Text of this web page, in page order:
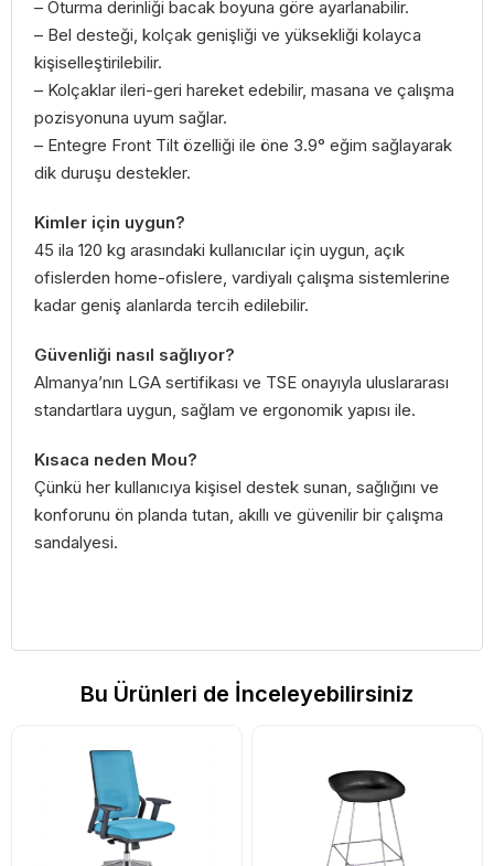
– Oturma derinliği bacak boyuna göre ayarlanabilir.
– Bel desteği, kolçak genişliği ve yüksekliği kolayca
kişiselleştirilebilir.
– Kolçaklar ileri-geri hareket edebilir, masana ve çalışma
pozisyonuna uyum sağlar.
– Entegre Front Tilt özelliği ile öne 3.9° eğim sağlayarak
dik duruşu destekler.
Kimler için uygun?
45 ila 120 kg arasındaki kullanıcılar için uygun, açık
ofislerden home-ofislere, vardiyalı çalışma sistemlerine
kadar geniş alanlarda tercih edilebilir.
Güvenliği nasıl sağlıyor?
Almanya’nın LGA sertifikası ve TSE onayıyla uluslararası
standartlara uygun, sağlam ve ergonomik yapısı ile.
Kısaca neden Mou?
Çünkü her kullanıcıya kişisel destek sunan, sağlığını ve
konforunu ön planda tutan, akıllı ve güvenilir bir çalışma
sandalyesi.
Bu Ürünleri de İnceleyebilirsiniz